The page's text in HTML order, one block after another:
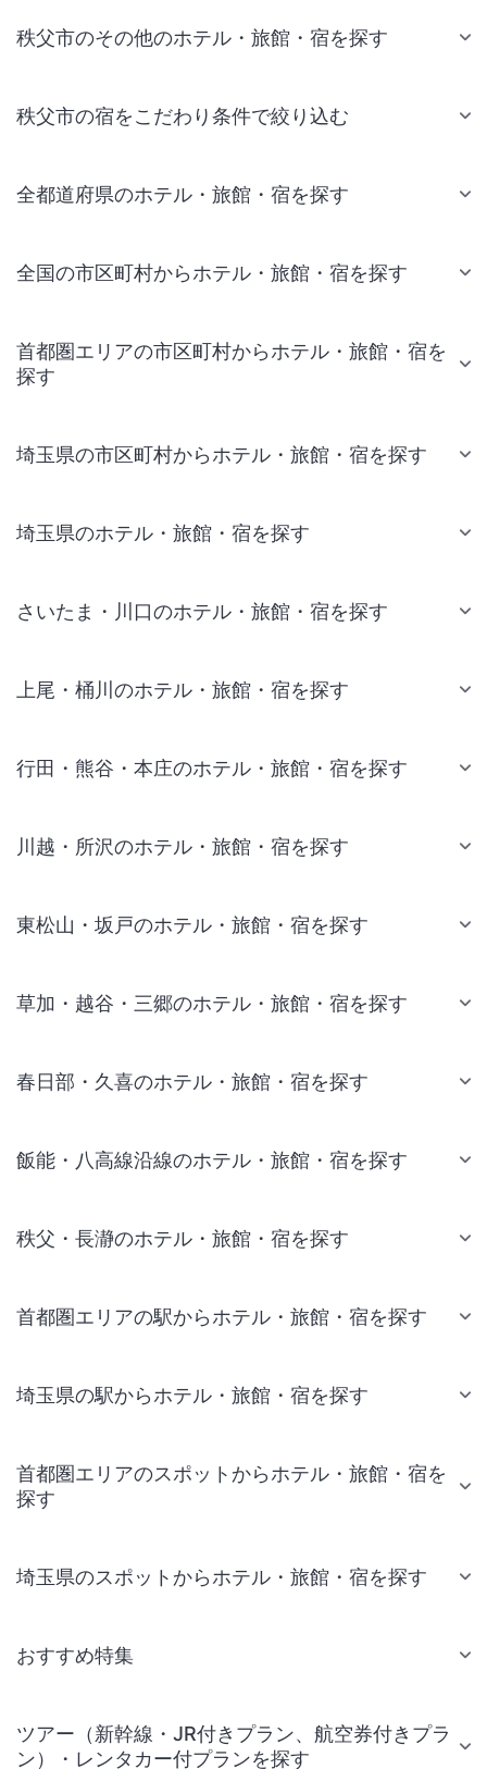
秩父市のその他のホテル・旅館・宿を探す
秩父市の宿をこだわり条件で絞り込む
全都道府県のホテル・旅館・宿を探す
全国の市区町村からホテル・旅館・宿を探す
首都圏エリアの市区町村からホテル・旅館・宿を
探す
埼玉県の市区町村からホテル・旅館・宿を探す
埼玉県のホテル・旅館・宿を探す
さいたま・川口のホテル・旅館・宿を探す
上尾・桶川のホテル・旅館・宿を探す
行田・熊谷・本庄のホテル・旅館・宿を探す
川越・所沢のホテル・旅館・宿を探す
東松山・坂戸のホテル・旅館・宿を探す
草加・越谷・三郷のホテル・旅館・宿を探す
春日部・久喜のホテル・旅館・宿を探す
飯能・八高線沿線のホテル・旅館・宿を探す
秩父・長瀞のホテル・旅館・宿を探す
首都圏エリアの駅からホテル・旅館・宿を探す
埼玉県の駅からホテル・旅館・宿を探す
首都圏エリアのスポットからホテル・旅館・宿を
探す
埼玉県のスポットからホテル・旅館・宿を探す
おすすめ特集
ツアー（新幹線・JR付きプラン、航空券付きプラ
ン）・レンタカー付プランを探す